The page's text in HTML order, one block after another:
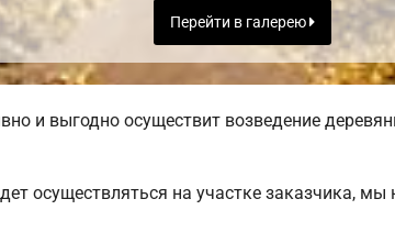
Перейти в галерею
и выгодно осуществит возведение
осуществляться на участке заказчика,